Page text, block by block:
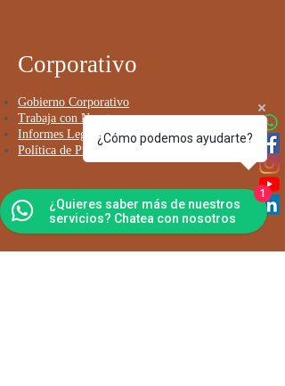
Corporativo
Gobierno Corporativo
Trabaja con Nosotros
Informes Legal y de Gestión
Política de Privacidad y uso de Datos
¿Cómo podemos ayudarte?
¿Quieres saber más de nuestros
servicios? Chatea con nosotros
1